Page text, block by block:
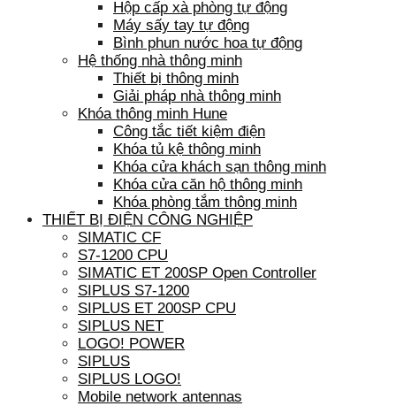
Hộp cấp xà phòng tự động
Máy sấy tay tự động
Bình phun nước hoa tự động
Hệ thống nhà thông minh
Thiết bị thông minh
Giải pháp nhà thông minh
Khóa thông minh Hune
Công tắc tiết kiệm điện
Khóa tủ kệ thông minh
Khóa cửa khách sạn thông minh
Khóa cửa căn hộ thông minh
Khóa phòng tắm thông minh
THIẾT BỊ ĐIỆN CÔNG NGHIỆP
SIMATIC CF
S7-1200 CPU
SIMATIC ET 200SP Open Controller
SIPLUS S7-1200
SIPLUS ET 200SP CPU
SIPLUS NET
LOGO! POWER
SIPLUS
SIPLUS LOGO!
Mobile network antennas